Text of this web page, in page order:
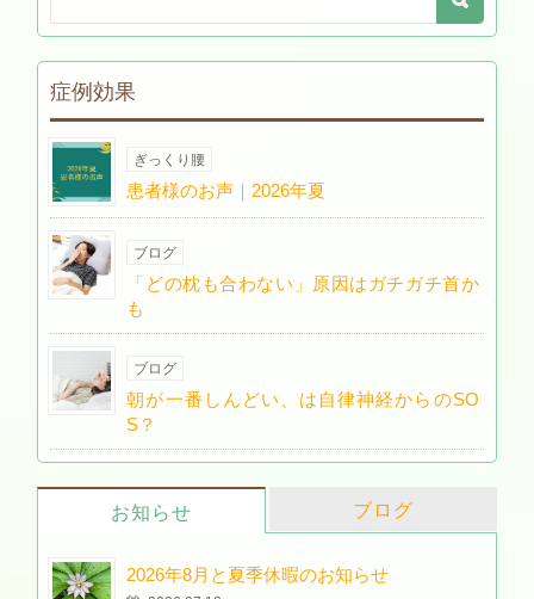
症例効果
ぎっくり腰
患者様のお声｜2026年夏
ブログ
「どの枕も合わない」原因はガチガチ首か
も
ブログ
朝が一番しんどい、は自律神経からのSO
S？
お知らせ ブログ
2026年8月と夏季休暇のお知らせ